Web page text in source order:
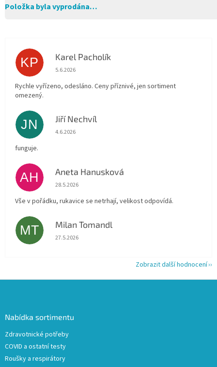
Položka byla vyprodána…
KP Karel Pacholík
Hodnocení obchodu je 4 z 5 hvězdiček.
5.6.2026
Rychle vyřízeno, odesláno. Ceny příznivé, jen sortiment
omezený.
JN Jiří Nechvíl
Hodnocení obchodu je 5 z 5 hvězdiček.
4.6.2026
funguje.
AH Aneta Hanusková
Hodnocení obchodu je 5 z 5 hvězdiček.
28.5.2026
Vše v pořádku, rukavice se netrhají, velikost odpovídá.
MT Milan Tomandl
Hodnocení obchodu je 5 z 5 hvězdiček.
27.5.2026
Zobrazit další hodnocení
Nabídka sortimentu
Zdravotnické potřeby
COVID a ostatní testy
Roušky a respirátory